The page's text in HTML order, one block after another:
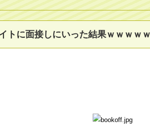
トに面接しにいった結果ｗｗｗｗ